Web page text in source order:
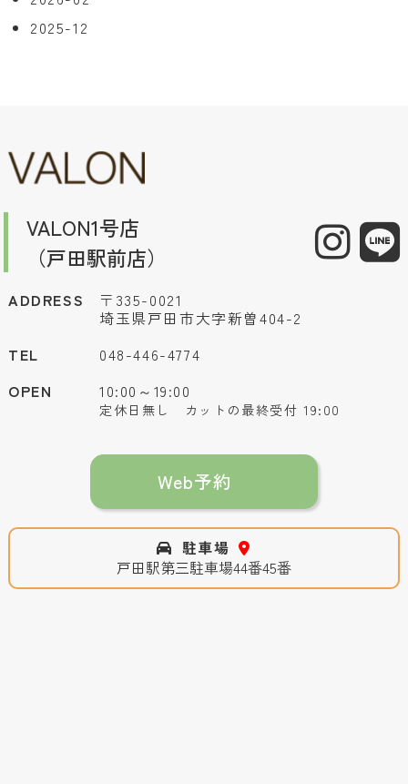
2025-12
VALON1号店
（戸田駅前店）
ADDRESS
〒335-0021
埼玉県戸田市大字新曽404-2
TEL
048-446-4774
OPEN
10:00～19:00
定休日無し カットの最終受付 19:00
Web予約
駐車場
戸田駅第三駐車場44番45番